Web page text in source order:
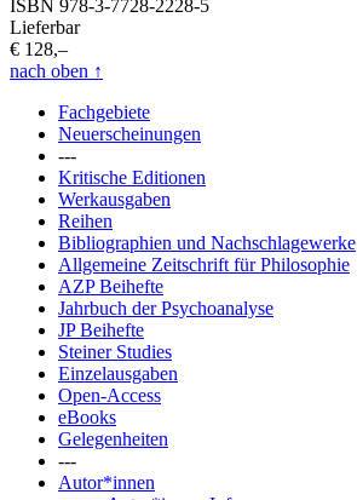
ISBN 978-3-7728-2228-5
Lieferbar
€ 128,–
nach oben ↑
Fachgebiete
Neuerscheinungen
---
Kritische Editionen
Werkausgaben
Reihen
Bibliographien und Nachschlagewerke
Allgemeine Zeitschrift für Philosophie
AZP Beihefte
Jahrbuch der Psychoanalyse
JP Beihefte
Steiner Studies
Einzelausgaben
Open-Access
eBooks
Gelegenheiten
---
Autor*innen